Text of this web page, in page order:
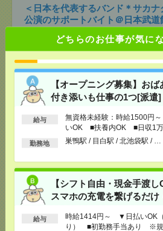
どちらのお仕事が気に
【オープニング募集】お
付き添いも仕事の1つ[派遣]
給与
無資格未経験：時給1500円
いOK ■扶養内OK ■日収1
以上
勤務地 巣鴨駅 / 目白駅 / 北池袋駅 / …
【シフト自由・現金手渡
スマホの充電を繋げるだけ
給与
時給1414円～ ▼日払いOK
り） ■初勤務手当あり ※規
＜日本を代表するバンド＊サカ
公演のサポートバイト＠日本武
時給1250円～
[勤務地]九段下駅から徒歩5分/竹橋駅から
/神保町駅から徒歩15分 …
＜SEKAI NO OWARI＊8月15日・
のサポートバイト[アルバイト]
[給 与]時給1250円～
[勤務地]後楽園駅から徒歩5分/水道橋駅か
/春日(東京都)駅から徒歩7分
スタッフ＊[アルバイト]